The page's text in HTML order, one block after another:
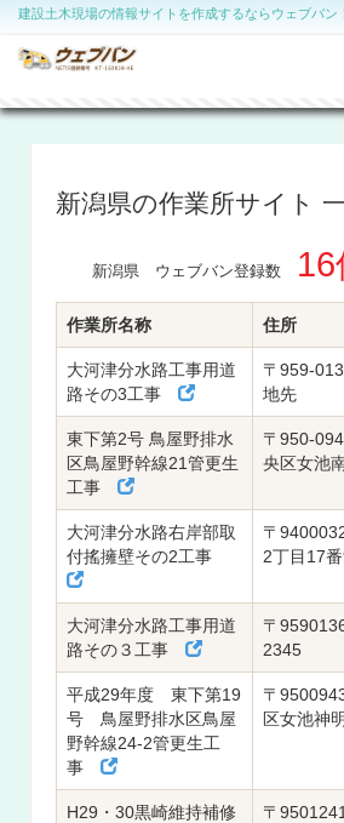
建設土木現場の情報サイトを作成するならウェブバン！
新潟県の作業所サイト
新潟県 ウェブバン登録数 16
作業所名称 住所
大河津分水路工事用道
路その3工事
〒959-
地先
東下第2号 鳥屋野排水
区鳥屋野幹線21管更生
工事
〒950-
央区女池
大河津分水路右岸部取
付搖擁壁その2工事
〒
2丁目17
大河津分水路工事用道
路その３工事
〒
2345
平成29年度 東下第19
号 鳥屋野排水区鳥屋
野幹線24-2管更生工
事
〒
区女池神明
H29・30黒崎維持補修
〒